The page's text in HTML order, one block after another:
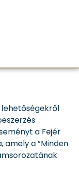
a Fejér
amely a ”Minden